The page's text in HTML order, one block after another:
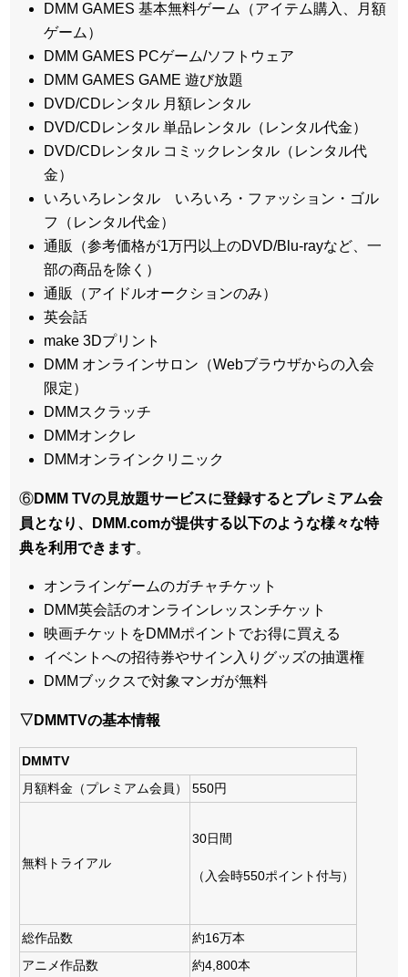
DMM GAMES 基本無料ゲーム（アイテム購入、月額
ゲーム）
DMM GAMES PCゲーム/ソフトウェア
DMM GAMES GAME 遊び放題
DVD/CDレンタル 月額レンタル
DVD/CDレンタル 単品レンタル（レンタル代金）
DVD/CDレンタル コミックレンタル（レンタル代
金）
いろいろレンタル いろいろ・ファッション・ゴル
フ（レンタル代金）
通販（参考価格が1万円以上のDVD/Blu-rayなど、一
部の商品を除く）
通販（アイドルオークションのみ）
英会話
make 3Dプリント
DMM オンラインサロン（Webブラウザからの入会
限定）
DMMスクラッチ
DMMオンクレ
DMMオンラインクリニック
⑥DMM TVの見放題サービスに登録するとプレミアム会
員となり、DMM.comが提供する以下のような様々な特
典を利用できます。
オンラインゲームのガチャチケット
DMM英会話のオンラインレッスンチケット
映画チケットをDMMポイントでお得に買える
イベントへの招待券やサイン入りグッズの抽選権
DMMブックスで対象マンガが無料
▽DMMTVの基本情報
DMMTV
月額料金（プレミアム会員）
550円
無料トライアル
30日間
（入会時550ポイント付与）
総作品数
約16万本
アニメ作品数
約4,800本